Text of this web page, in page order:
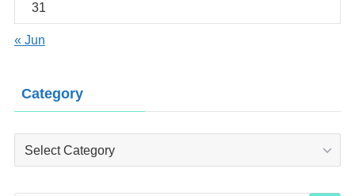
31
« Jun
Category
Category